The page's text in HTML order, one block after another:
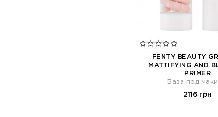
FENTY BEAUTY
MATTIFYING AND
PRIMER
База под
2116 грн